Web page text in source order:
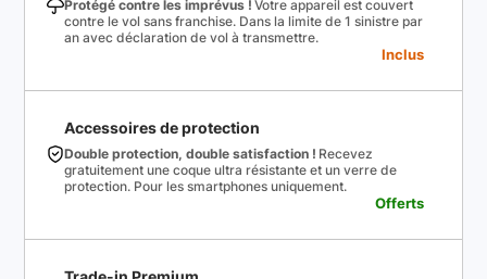
Protégé contre les imprévus ! Votre appareil est couvert
contre le vol sans franchise. Dans la limite de 1 sinistre par
an avec déclaration de vol à transmettre.
Inclus
Accessoires de protection
Double protection, double satisfaction ! Recevez
gratuitement une coque ultra résistante et un verre de
protection. Pour les smartphones uniquement.
Offerts